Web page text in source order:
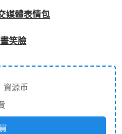
媒體表情包
笑臉
資源币